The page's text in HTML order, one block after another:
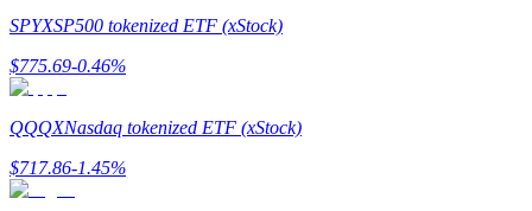
Przewodnik
Przewodnik dla początkujących dotyczący kontraktów futures
SPYXSP500 tokenized ETF (xStock)
$775.69-0.46%
QQQXNasdaq tokenized ETF (xStock)
$717.86-1.45%